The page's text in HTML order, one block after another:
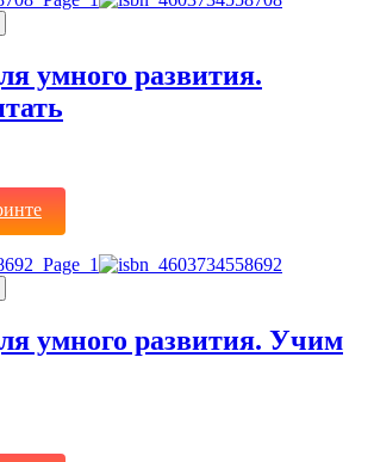
умного развития.
умного развития. Учим